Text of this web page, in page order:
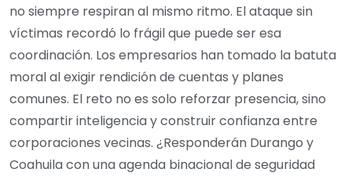
no siempre respiran al mismo ritmo. El ataque sin
víctimas recordó lo frágil que puede ser esa
coordinación. Los empresarios han tomado la batuta
moral al exigir rendición de cuentas y planes
comunes. El reto no es solo reforzar presencia, sino
compartir inteligencia y construir confianza entre
corporaciones vecinas. ¿Responderán Durango y
Coahuila con una agenda binacional de seguridad